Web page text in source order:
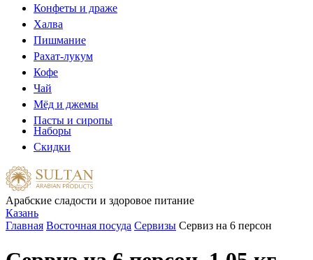
Конфеты и драже
Халва
Пишмание
Рахат-лукум
Кофе
Чай
Мёд и джемы
Пасты и сиропы
Наборы
Скидки
Арабские сладости и здоровое питание
Казань
Главная Восточная посуда Сервизы Сервиз на 6 персон